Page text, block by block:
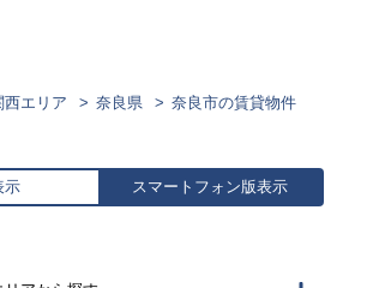
西エリア 奈良県
奈良市の賃貸物件
示 スマートフォン版表示